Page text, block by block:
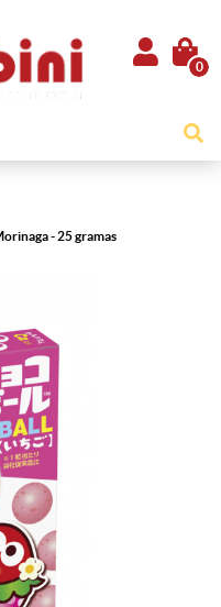
0
- 25 gramas